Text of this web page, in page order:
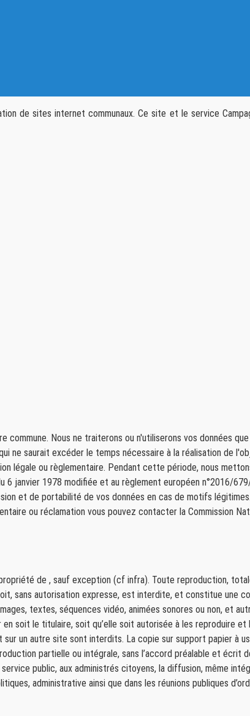
de sites internet communaux. Ce site et le service
Nous ne traiterons ou n'utiliserons vos données
ne saurait excéder le temps nécessaire à la réalisation de
légale ou règlementaire. Pendant cette période, nous
janvier 1978 modifiée et au règlement européen n°2016/
et de portabilité de vos données en cas de motifs
ou réclamation vous pouvez contacter la Commission
de , sauf exception (cf infra). Toute reproduction,
sans autorisation expresse, est interdite, et constitue une
textes, séquences vidéo, animées sonores ou non, et
soit le titulaire, soit qu’elle soit autorisée à les reproduire
un autre site sont interdits. La copie sur support papier
partielle ou intégrale, sans l’accord préalable et
public, aux administrés citoyens, la diffusion, même
administrative ainsi que dans les réunions publiques